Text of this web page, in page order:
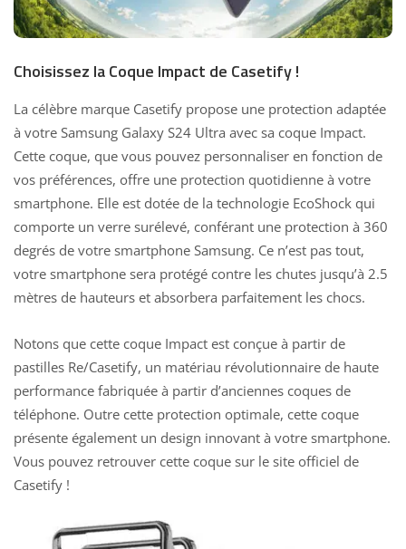
Choisissez la Coque Impact de Casetify !
La célèbre marque Casetify propose une protection adaptée
à votre Samsung Galaxy S24 Ultra avec sa coque Impact.
Cette coque, que vous pouvez personnaliser en fonction de
vos préférences, offre une protection quotidienne à votre
smartphone. Elle est dotée de la technologie EcoShock qui
comporte un verre surélevé, conférant une protection à 360
degrés de votre smartphone Samsung. Ce n’est pas tout,
votre smartphone sera protégé contre les chutes jusqu’à 2.5
mètres de hauteurs et absorbera parfaitement les chocs.
Notons que cette coque Impact est conçue à partir de
pastilles Re/Casetify, un matériau révolutionnaire de haute
performance fabriquée à partir d’anciennes coques de
téléphone. Outre cette protection optimale, cette coque
présente également un design innovant à votre smartphone.
Vous pouvez retrouver cette coque sur le site officiel de
Casetify !